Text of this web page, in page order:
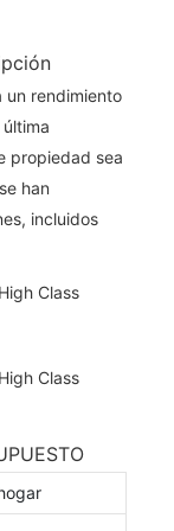
rendimiento
propiedad sea
han
incluidos